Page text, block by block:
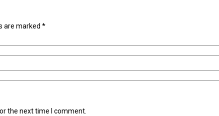
are marked *
the next time I comment.